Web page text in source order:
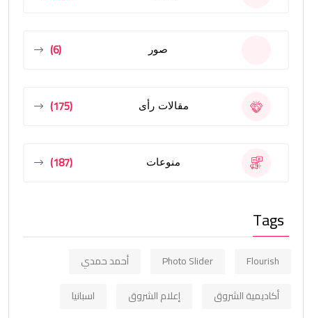
صور (6)
مقالات رأى (175)
منوعات (187)
Tags
Flourish
Photo Slider
أحمد حمدي
أكاديمية الشروق
إعلام الشروق
اسبانيا